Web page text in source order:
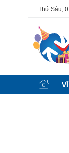
Thứ Sáu,
Tính